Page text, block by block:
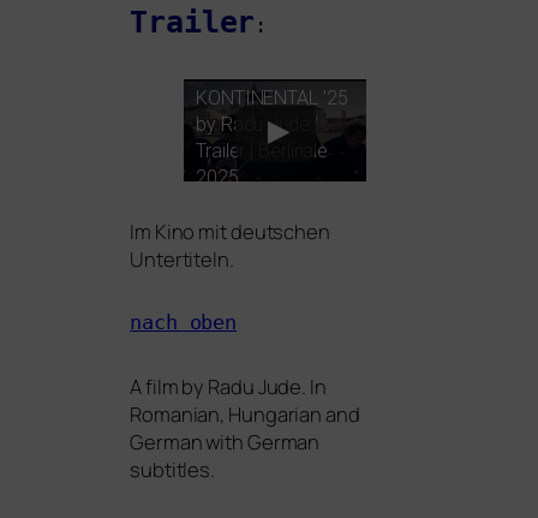
Trailer :
KONTINENTAL ’25
by Radu Jude |
Trailer | Berlinale
2025
Im Kino mit deut­schen
Untertiteln.
nach oben
A film by Radu Jude. In
Romanian, Hungarian and
German with German
subtitles.